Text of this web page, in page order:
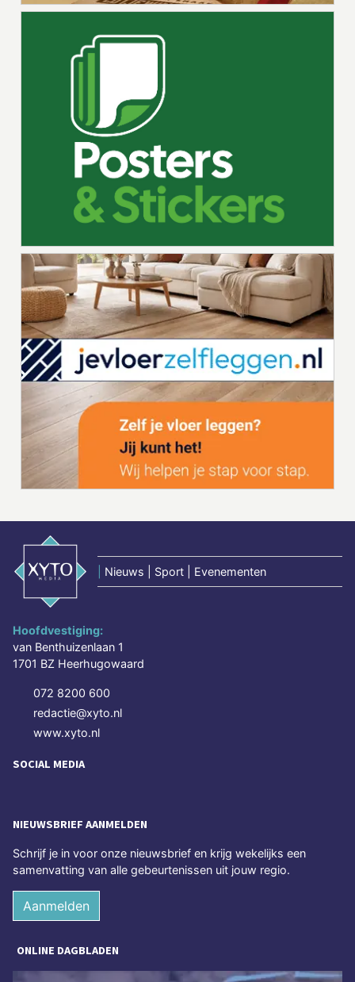
Nieuws | Sport | Evenementen
Hoofdvestiging:
van Benthuizenlaan 1
1701 BZ Heerhugowaard
072 8200 600
redactie@xyto.nl
www.xyto.nl
SOCIAL MEDIA
NIEUWSBRIEF AANMELDEN
Schrijf je in voor onze nieuwsbrief en krijg wekelijks een
samenvatting van alle gebeurtenissen uit jouw regio.
Aanmelden
ONLINE DAGBLADEN